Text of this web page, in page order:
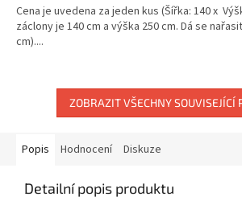
Cena je uvedena za jeden kus (Šířka: 140 x
záclony je 140 cm a výška 250 cm. Dá se
cm)....
ZOBRAZIT VŠECHNY SOUVISEJÍCÍ
Popis Hodnocení Diskuze
Detailní popis produktu